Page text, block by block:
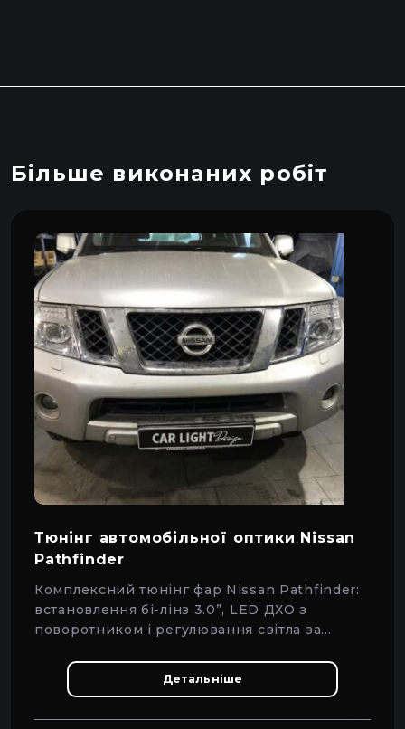
Більше виконаних робіт
Тюнінг автомобільної оптики Nissan
Pathfinder
Комплексний тюнінг фар Nissan Pathfinder:
встановлення бі-лінз 3.0”, LED ДХО з
поворотником і регулювання світла за
Детальніше